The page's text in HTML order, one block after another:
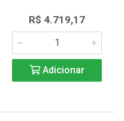
R$ 4.719,17
Adicionar